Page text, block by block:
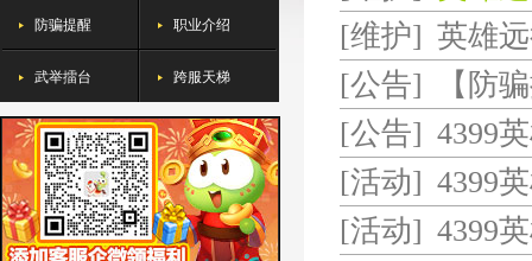
防骗提醒 职业介绍
武举擂台 跨服天梯
[维护] 英雄
[公告]
【防
骗局
[公告] 4399
[活动] 4399
[活动] 4399